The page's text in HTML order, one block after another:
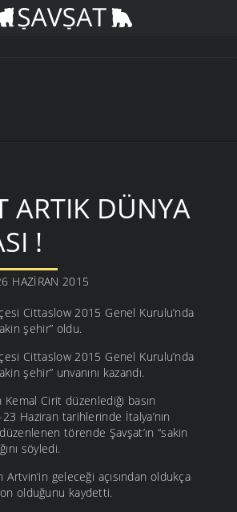
ARTIK DÜNYA
!
HAZIRAN 2015
Cittaslow 2015 Genel Kurulu’nda
şehir” oldu.
Cittaslow 2015 Genel Kurulu’nda
şehir” unvanını kazandı.
Kemal Cirit düzenlediği basın
Haziran tarihlerinde İtalya’nın
törende Şavşat’ın “sakin
söyledi.
geleceği açısından oldukça
olduğunu kaydetti.